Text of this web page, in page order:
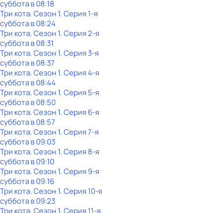
субботав08:18
Три кота. Сезон 1. Серия 1-я
субботав08:24
Три кота. Сезон 1. Серия 2-я
субботав08:31
Три кота. Сезон 1. Серия 3-я
субботав08:37
Три кота. Сезон 1. Серия 4-я
субботав08:44
Три кота. Сезон 1. Серия 5-я
субботав08:50
Три кота. Сезон 1. Серия 6-я
субботав08:57
Три кота. Сезон 1. Серия 7-я
субботав09:03
Три кота. Сезон 1. Серия 8-я
субботав09:10
Три кота. Сезон 1. Серия 9-я
субботав09:16
Три кота. Сезон 1. Серия 10-я
субботав09:23
Три кота. Сезон 1. Серия 11-я